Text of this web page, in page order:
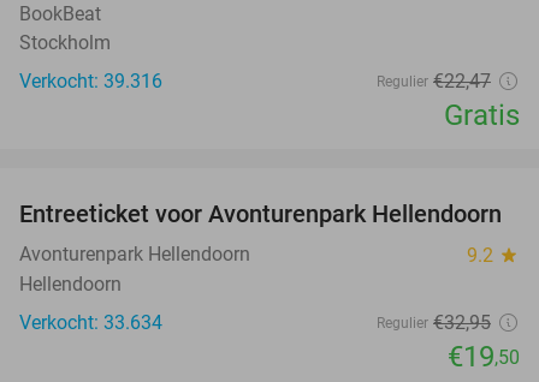
BookBeat
Stockholm
Verkocht: 39.316
Regulier €22,47
Gratis
41%
Entreeticket voor Avonturenpark Hellendoorn
Avonturenpark Hellendoorn 9.2 star
Hellendoorn
Verkocht: 33.634
Regulier €32,95
€19,50